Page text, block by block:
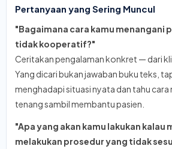
Pertanyaan yang Sering Muncul
"Bagaimana cara kamu menangani
tidak kooperatif?"
Ceritakan pengalaman konkret — dari
Yang dicari bukan jawaban buku teks,
menghadapi situasi nyata dan tahu
tenang sambil membantu pasien.
"Apa yang akan kamu lakukan kalau
melakukan prosedur yang tidak